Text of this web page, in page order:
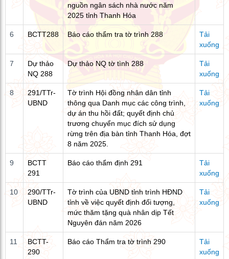
nguồn ngân sách nhà nước năm
2025 tỉnh Thanh Hóa
6 BCTT288 Báo cáo thẩm tra tờ trình 288
Tải
xuống
7
Dự thảo
NQ 288
Dự thảo NQ tờ tình 288
Tải
xuống
8
291/TTr-
UBND
Tờ trình Hội đồng nhân dân tỉnh
thông qua Danh mục các công trình,
dự án thu hồi đất; quyết định chủ
trương chuyển mục đích sử dụng
rừng trên địa bàn tỉnh Thanh Hóa, đợt
8 năm 2025.
Tải
xuống
9
BCTT
291
Báo cáo thẩm định 291
Tải
xuống
10
290/TTr-
UBND
Tờ trình của UBND tỉnh trình HĐND
tỉnh về việc quyết định đối tượng,
mức thăm tặng quà nhân dịp Tết
Nguyên đán năm 2026
Tải
xuống
11
BCTT-
290
Báo cáo Thẩm tra tờ trình 290
Tải
xuống